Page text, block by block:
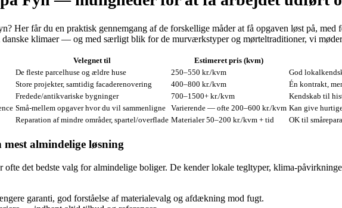
Her får du en praktisk gennemgang af de forskellige måder at få opgaven løst på,
danske klimaer — og med særligt blik for de murværkstyper og mørteltraditioner, vi
Velegnet til Estimeret pris (kvm)
De fleste parcelhuse og ældre huse 250–550 kr./kvm
God
Store projekter, samtidig facade­renovering 400–800 kr./kvm
Én kontrakt,
Fredede/antikvariske bygninger 700–1500+ kr./kvm
Kendskab til
Små‑mellem opgaver hvor du vil sammenligne Varierende — ofte 200–600 kr./kvm Kan give
Reparation af mindre områder, spartel/overflade Materialer 50–200 kr./kvm + tid OK til
almindelige løsning
ofte det bedste valg for almindelige boliger. De kender lokale tegltyper,
garanti, god forståelse af materialevalg og afdækning mod fugt.